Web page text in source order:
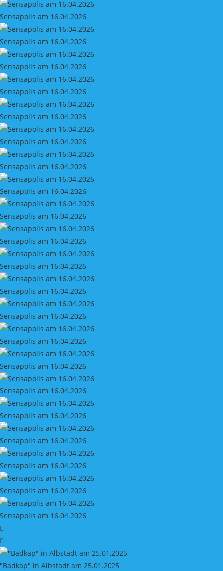
Sensapolis am 16.04.2026
Sensapolis am 16.04.2026
Sensapolis am 16.04.2026
Sensapolis am 16.04.2026
Sensapolis am 16.04.2026
Sensapolis am 16.04.2026
Sensapolis am 16.04.2026
Sensapolis am 16.04.2026
Sensapolis am 16.04.2026
Sensapolis am 16.04.2026
Sensapolis am 16.04.2026
Sensapolis am 16.04.2026
Sensapolis am 16.04.2026
Sensapolis am 16.04.2026
Sensapolis am 16.04.2026
Sensapolis am 16.04.2026
Sensapolis am 16.04.2026
Sensapolis am 16.04.2026
Sensapolis am 16.04.2026
Sensapolis am 16.04.2026
Sensapolis am 16.04.2026
"Badkap" in Albstadt am 25.01.2025